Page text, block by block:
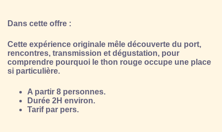
Dans cette offre :
Cette expérience originale mêle découverte du port,
rencontres, transmission et dégustation, pour
comprendre pourquoi le thon rouge occupe une place
si particulière.
A partir 8 personnes.
Durée 2H environ.
Tarif par pers.